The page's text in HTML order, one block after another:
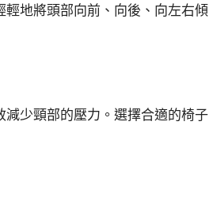
地將頭部向前、向後、向左右傾
少頸部的壓力。選擇合適的椅子